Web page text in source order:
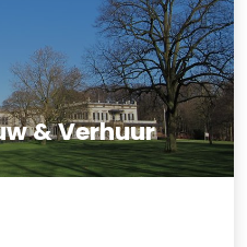
& Verhuur